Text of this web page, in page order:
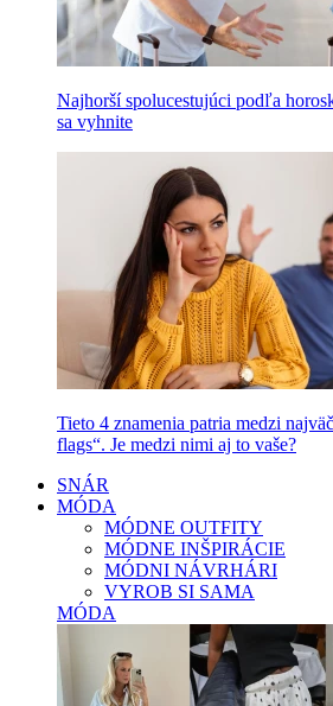
Najhorší spolucestujúci podľa
sa vyhnite
Tieto 4 znamenia patria medzi
flags“. Je medzi nimi aj to vaše?
SNÁR
MÓDA
MÓDNE OUTFITY
MÓDNE INŠPIRÁCIE
MÓDNI NÁVRHÁRI
VYROB SI SAMA
MÓDA